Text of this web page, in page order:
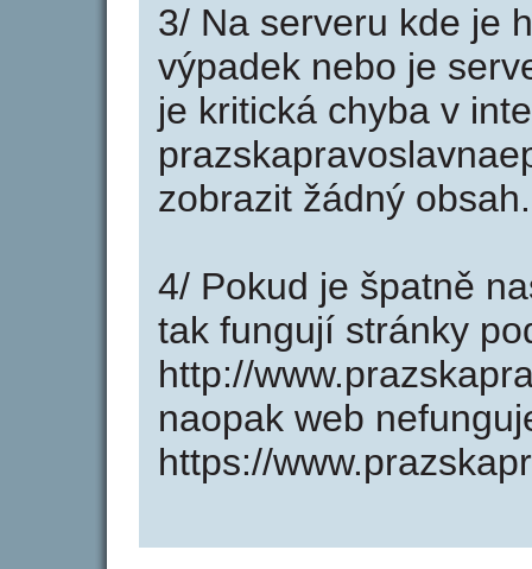
3/ Na serveru kde je
výpadek nebo je
je kritická chyba v
zobrazit žádný obsah.
4/ Pokud je špatně
tak fungují stránky
http://
naopak web
https://